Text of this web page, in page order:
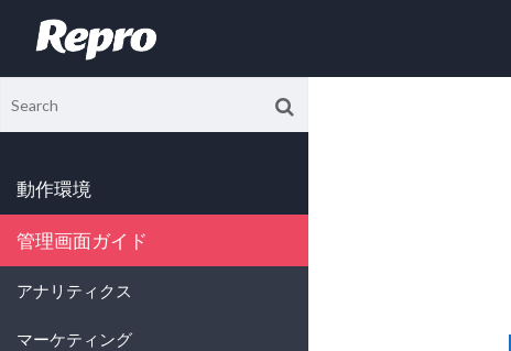
動作環境
管理画面ガイド
アナリティクス
マーケティング